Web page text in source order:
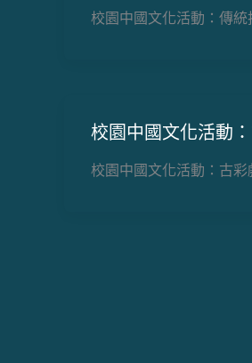
校園中國文化活動：傳
校園中國文化活動
校園中國文化活動：古